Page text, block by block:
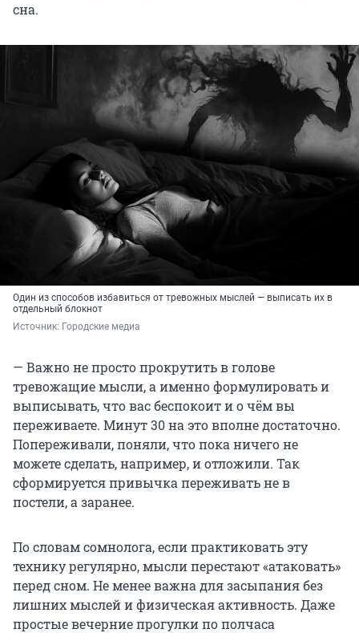
сна.
Один из способов избавиться от тревожных мыслей — выписать их в
отдельный блокнот
Источник: Городские медиа
— Важно не просто прокрутить в голове
тревожащие мысли, а именно формулировать и
выписывать, что вас беспокоит и о чём вы
переживаете. Минут 30 на это вполне достаточно.
Попереживали, поняли, что пока ничего не
можете сделать, например, и отложили. Так
сформируется привычка переживать не в
постели, а заранее.
По словам сомнолога, если практиковать эту
технику регулярно, мысли перестают «атаковать»
перед сном. Не менее важна для засыпания без
лишних мыслей и физическая активность. Даже
простые вечерние прогулки по полчаса